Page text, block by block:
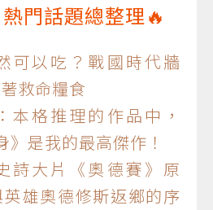
熱門話題總整理🔥
以吃？戰國時代牆
救命糧食
格推理的作品中，
》是我的最高傑作！
大片《奧德賽》原
雄奧德修斯返鄉的序